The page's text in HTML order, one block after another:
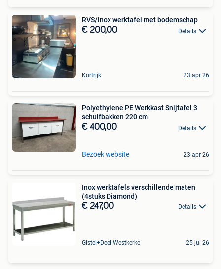
RVS/inox werktafel met bodemschap
€ 200,00 Details
Kortrijk 23 apr 26
Polyethylene PE Werkkast Snijtafel 3
schuifbakken 220 cm
€ 400,00 Details
Bezoek website 23 apr 26
Inox werktafels verschillende maten
(4stuks Diamond)
€ 247,00 Details
Gistel+Deel Westkerke 25 jul 26